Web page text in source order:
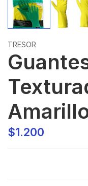
TRESOR
$1.200